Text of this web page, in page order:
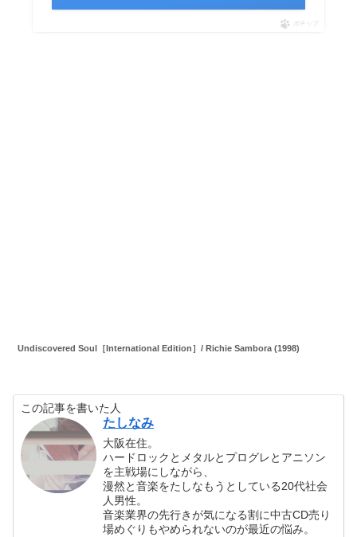
ポチップ
Undiscovered Soul［International Edition］/ Richie Sambora (1998)
この記事を書いた人
たしなみ
大阪在住。
ハードロックとメタルとプログレとアニソン
を主戦場にしながら、
漫然と音楽をたしなもうとしている20代社会
人男性。
音楽業界の先行きが気になる割に中古CD売り
場めぐりもやめられないのが最近の悩み。